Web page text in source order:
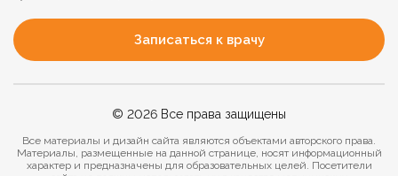
Записаться к врачу
© 2026 Все права защищены
Все материалы и дизайн сайта являются объектами авторского права.
Материалы, размещенные на данной странице, носят информационный
характер и предназначены для образовательных целей. Посетители